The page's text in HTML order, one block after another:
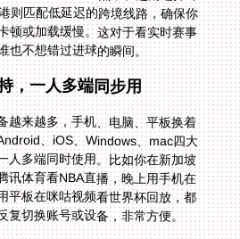
也不想错过进球的瞬间。
，一人多端同步用
越来越多，手机、电脑、平板换着
、iOS、Windows、mac四大
，而且允许一人多端同时使用。比如你在新加坡
天用电脑在腾讯体育看NBA直播，晚上用手机在
英超，周末用平板在咪咕视频看世界杯回放，都
复切换账号或设备，非常方便。